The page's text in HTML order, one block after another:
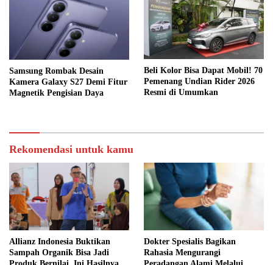
Samsung Rombak Desain
Kamera Galaxy S27 Demi Fitur
Magnetik Pengisian Daya
Beli Kolor Bisa Dapat Mobil! 70
Pemenang Undian Rider 2026
Resmi di Umumkan
Rekomendasi untuk kamu
Allianz Indonesia Buktikan
Sampah Organik Bisa Jadi
Dokter Spesialis Bagikan
Rahasia Mengurangi